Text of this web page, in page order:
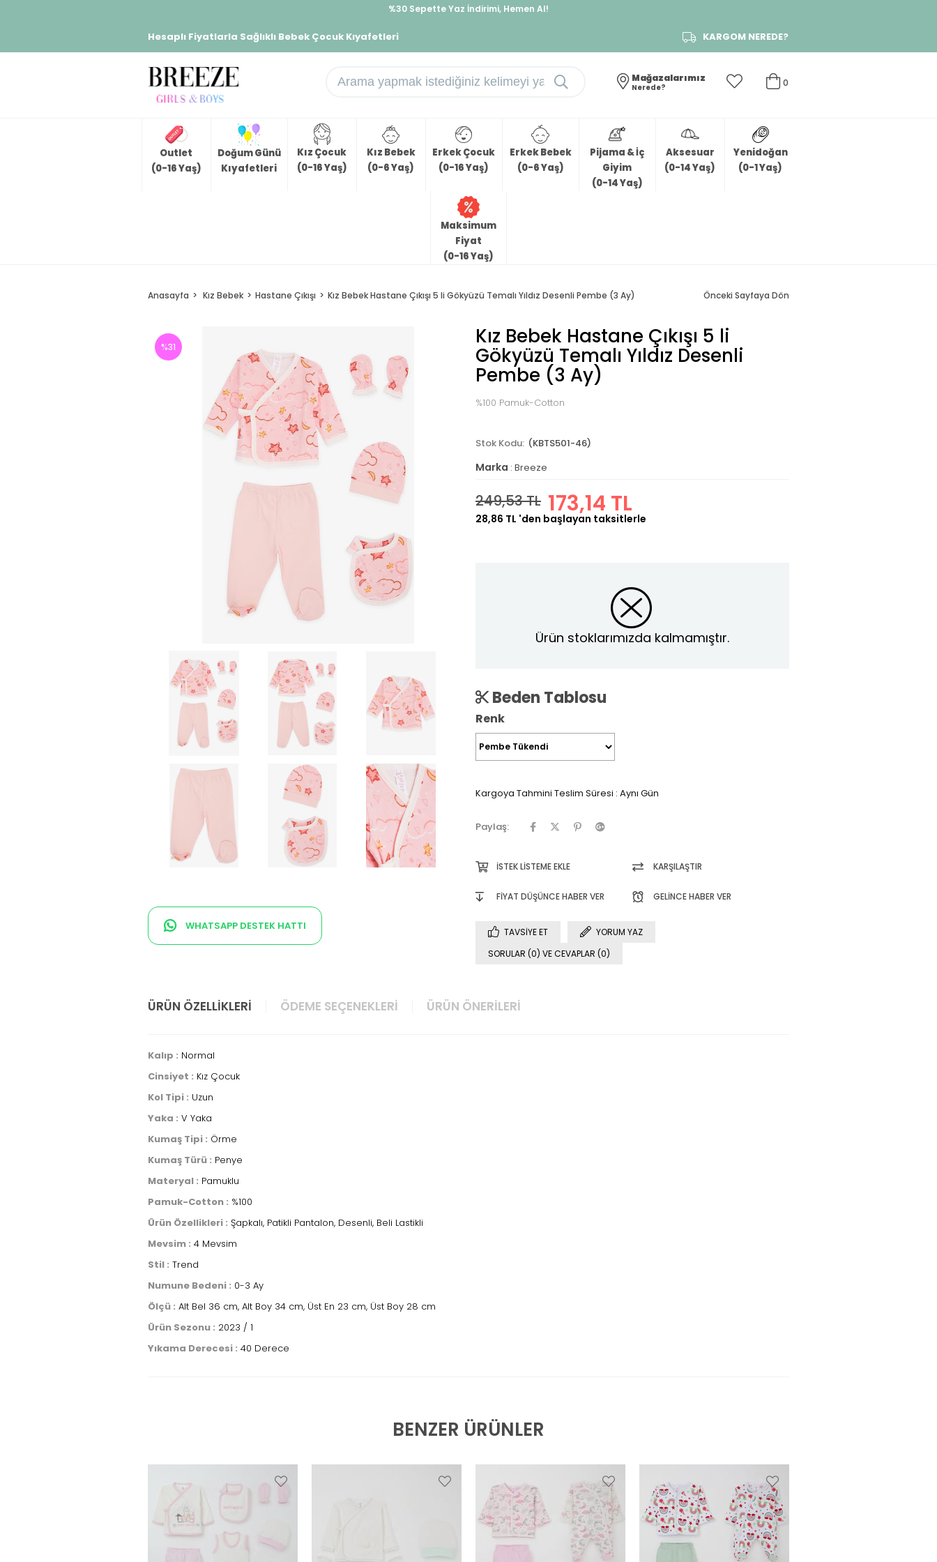
%30 Sepette Yaz İndirimi, Hemen Al!
Hesaplı Fiyatlarla Sağlıklı Bebek Çocuk Kıyafetleri KARGOM NEREDE?
0
Mağazalarımız
Nerede?
Outlet
(0-16 Yaş)
Doğum Günü
Kıyafetleri
Kız Çocuk
(0-16 Yaş)
Kız Bebek
(0-6 Yaş)
Erkek Çocuk
(0-16 Yaş)
Erkek Bebek
(0-6 Yaş)
Pijama & İç
Giyim
(0-14 Yaş)
Aksesuar
(0-14 Yaş)
Yenidoğan
(0-1 Yaş)
Maksimum
Fiyat
(0-16 Yaş)
Anasayfa Kız Bebek Hastane Çıkışı Kız Bebek Hastane Çıkışı 5 li Gökyüzü Temalı Yıldız Desenli Pembe (3 Ay) Önceki Sayfaya Dön
%31
WHATSAPP DESTEK HATTI
Kız Bebek Hastane Çıkışı 5 li
Gökyüzü Temalı Yıldız Desenli
Pembe (3 Ay)
%100 Pamuk-Cotton
(KBTS501-46)
Marka : Breeze
249,53 TL 173,14 TL
28,86 TL 'den başlayan taksitlerle
Ürün stoklarımızda kalmamıştır.
Beden Tablosu
Renk
Kargoya Tahmini Teslim Süresi : Aynı Gün
Paylaş:
İSTEK LISTEME EKLE KARŞILAŞTIR
FIYAT DÜŞÜNCE HABER VER GELINCE HABER VER
TAVSIYE ET
YORUM YAZ
SORULAR (0) VE CEVAPLAR (0)
ÜRÜN ÖZELLIKLERI ÖDEME SEÇENEKLERI ÜRÜN ÖNERILERI
Kalıp : Normal
Cinsiyet : Kız Çocuk
Kol Tipi : Uzun
Yaka : V Yaka
Kumaş Tipi : Örme
Kumaş Türü : Penye
Materyal : Pamuklu
Pamuk-Cotton : %100
Ürün Özellikleri : Şapkalı, Patikli Pantalon, Desenli, Beli Lastikli
Mevsim : 4 Mevsim
Stil : Trend
Numune Bedeni : 0-3 Ay
Ölçü : Alt Bel 36 cm, Alt Boy 34 cm, Üst En 23 cm, Üst Boy 28 cm
Ürün Sezonu : 2023 / 1
Yıkama Derecesi : 40 Derece
BENZER ÜRÜNLER